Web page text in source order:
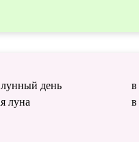
лунный день
луна
в
в